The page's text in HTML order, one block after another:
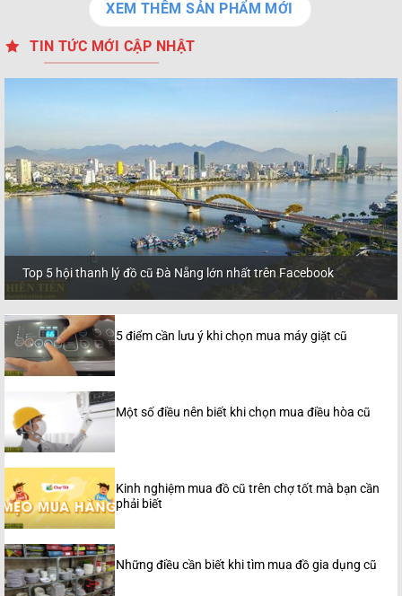
XEM THÊM SẢN PHẨM MỚI
TIN TỨC MỚI CẬP NHẬT
Top 5 hội thanh lý đồ cũ Đà Nẵng lớn nhất trên Facebook
5 điểm cần lưu ý khi chọn mua máy giặt cũ
Một số điều nên biết khi chọn mua điều hòa cũ
Kinh nghiệm mua đồ cũ trên chợ tốt mà bạn cần
phải biết
Những điều cần biết khi tìm mua đồ gia dụng cũ